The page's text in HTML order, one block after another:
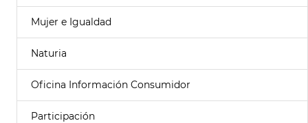
Mujer e Igualdad
Naturia
Oficina Información Consumidor
Participación